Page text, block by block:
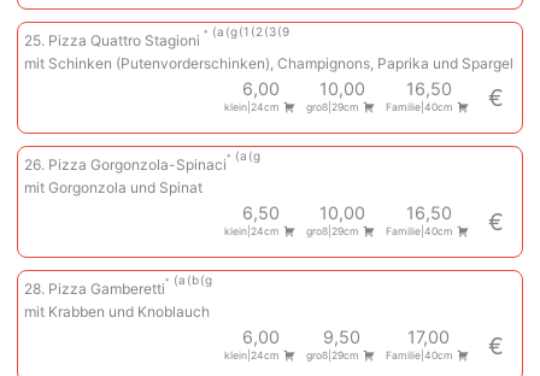
25. Pizza Quattro Stagioni
a g 1 2 3 9
mit Schinken (Putenvorderschinken), Champignons, Paprika und Spargel
6,00
klein|24cm
10,00
groß|29cm
16,50
Familie|40cm €
26. Pizza Gorgonzola-Spinaci
a g
mit Gorgonzola und Spinat
6,50
klein|24cm
10,00
groß|29cm
16,50
Familie|40cm €
28. Pizza Gamberetti
a b g
mit Krabben und Knoblauch
6,00
klein|24cm
9,50
groß|29cm
17,00
Familie|40cm €